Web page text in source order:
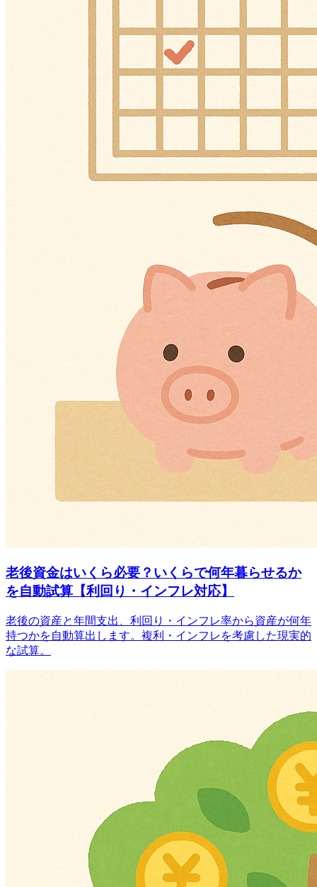
老後資金はいくら必要？いくらで何年暮らせるか
を自動試算【利回り・インフレ対応】
老後の資産と年間支出、利回り・インフレ率から資産が何年
持つかを自動算出します。複利・インフレを考慮した現実的
な試算。